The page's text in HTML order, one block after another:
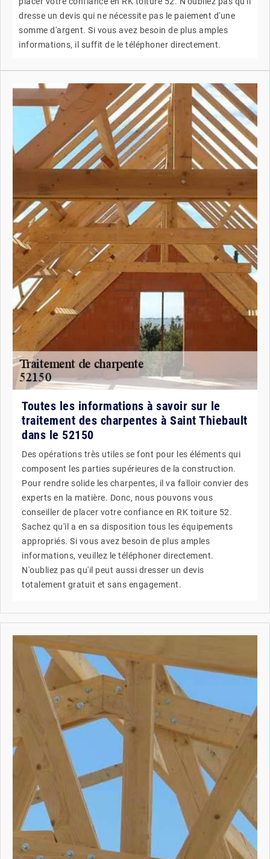
dresse un devis qui ne nécessite pas le paiement d'une
somme d'argent. Si vous avez besoin de plus amples
informations, il suffit de le téléphoner directement.
Toutes les informations à savoir sur le
traitement des charpentes à Saint Thiebault
dans le 52150
Des opérations très utiles se font pour les éléments qui
composent les parties supérieures de la construction.
Pour rendre solide les charpentes, il va falloir convier des
experts en la matière. Donc, nous pouvons vous
conseiller de placer votre confiance en RK toiture 52.
Sachez qu'il a en sa disposition tous les équipements
appropriés. Si vous avez besoin de plus amples
informations, veuillez le téléphoner directement.
N'oubliez pas qu'il peut aussi dresser un devis
totalement gratuit et sans engagement.